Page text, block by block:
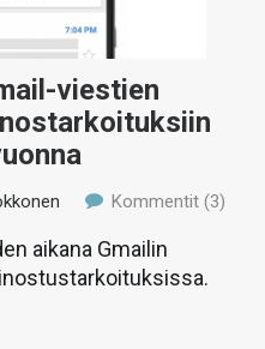
viestien
Kommentit (3)
aikana Gmailin